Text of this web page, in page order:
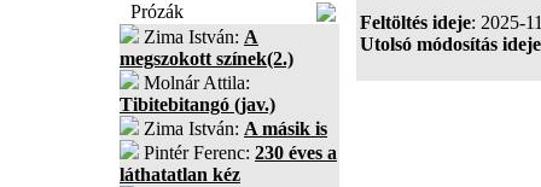
Prózák
Zima István: A
megszokott színek(2.)
Molnár Attila:
Tibitebitangó (jav.)
Zima István: A másik is
Pintér Ferenc: 230 éves a
láthatatlan kéz
Feltöltés ideje: 2025-
Utolsó módosítás ideje